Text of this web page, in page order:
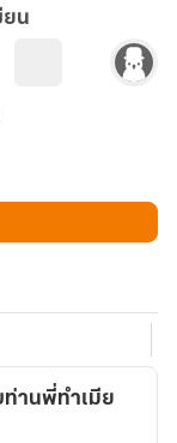
ยน
านพี่ทำเมีย